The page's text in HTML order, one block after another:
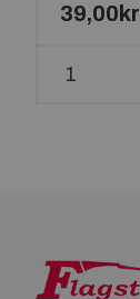
39,00kr